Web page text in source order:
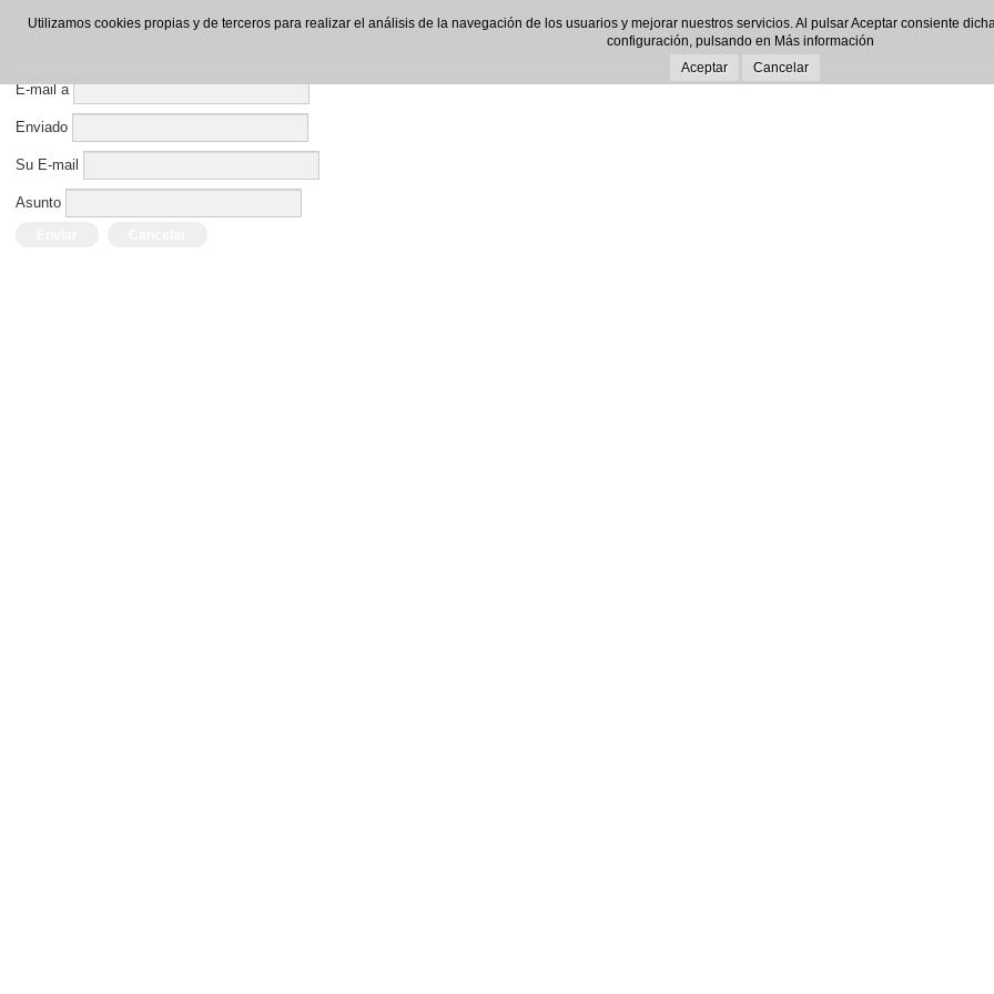
Enviar por E-mail este enlace a un amigo.
E-mail a
Enviado
Su E-mail
Asunto
Utilizamos cookies propias y de terceros para realizar el análisis de la navegación de los usuarios y mejorar nuestros servicios. Al pulsar Aceptar consiente
configuración, pulsando en Más información
Aceptar
Cancelar